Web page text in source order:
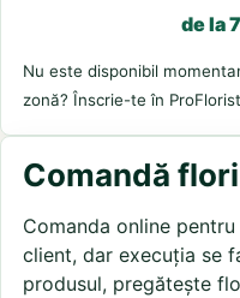
de la
Nu este disponibil
zonă? Înscrie-te în
Comandă
Comanda online
client, dar execuția se
produsul, pregătește